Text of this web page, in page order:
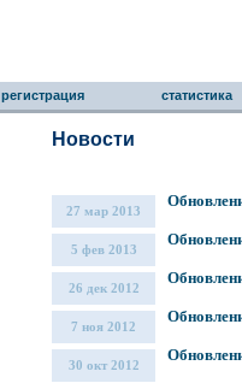
регистрация статистика
Новости
27 мар 2013
5 фев 2013
26 дек 2012
7 ноя 2012
30 окт 2012